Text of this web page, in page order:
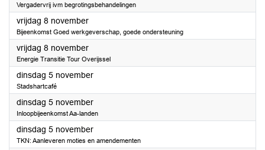
Vergadervrij ivm begrotingsbehandelingen
vrijdag 8 november2024
Bijeenkomst Goed werkgeverschap, goede ondersteuning
vrijdag 8 november2024
Energie Transitie Tour Overijssel
dinsdag 5 november2024
Stadshartcafé
dinsdag 5 november2024
Inloopbijeenkomst Aa-landen
dinsdag 5 november2024
TKN: Aanleveren moties en amendementen